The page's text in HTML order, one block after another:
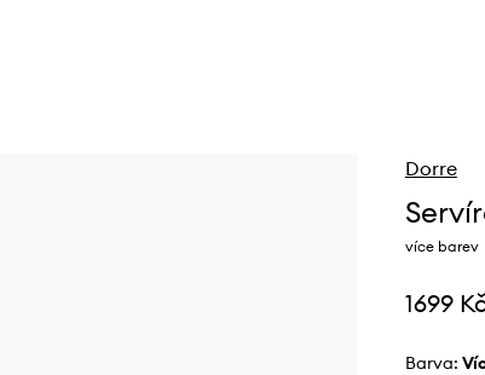
Dorre
více barev
1699
Barva: